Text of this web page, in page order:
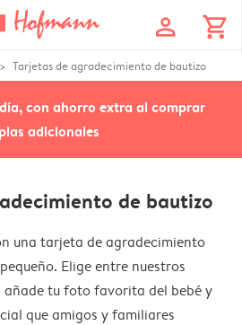
profile shopping_cart
Tarjetas de agradecimiento de bautizo
con ahorro extra al comprar
adicionales
de bautizo
una tarjeta de agradecimiento
Elige entre nuestros
añade tu foto favorita del bebé y
que amigos y familiares